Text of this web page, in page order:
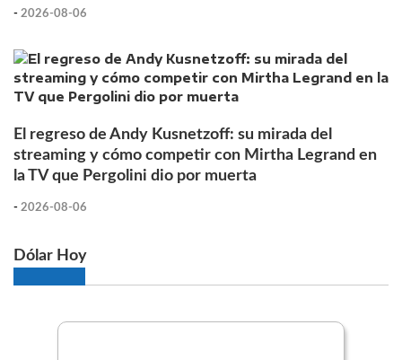
- 2026-08-06
El regreso de Andy Kusnetzoff: su mirada del
streaming y cómo competir con Mirtha Legrand en
la TV que Pergolini dio por muerta
- 2026-08-06
Dólar Hoy